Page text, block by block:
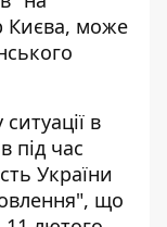
Києва, може
в
під час
України
що